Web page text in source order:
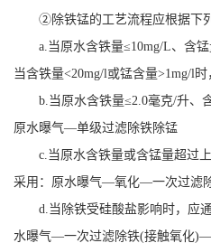
②除铁锰的工艺流程应根据下列
a.当原水含铁量≤10mg/L、含锰
当含铁量<20mg/l或锰含量>1mg/l
b.当原水含铁量≤2.0毫克/升、含
原水曝气—单级过滤除铁除锰
c.当原水含铁量或含锰量超过上
采用：原水曝气—氧化—一次过滤
d.当除铁受硅酸盐影响时，应通
水曝气—一次过滤除铁(接触氧化